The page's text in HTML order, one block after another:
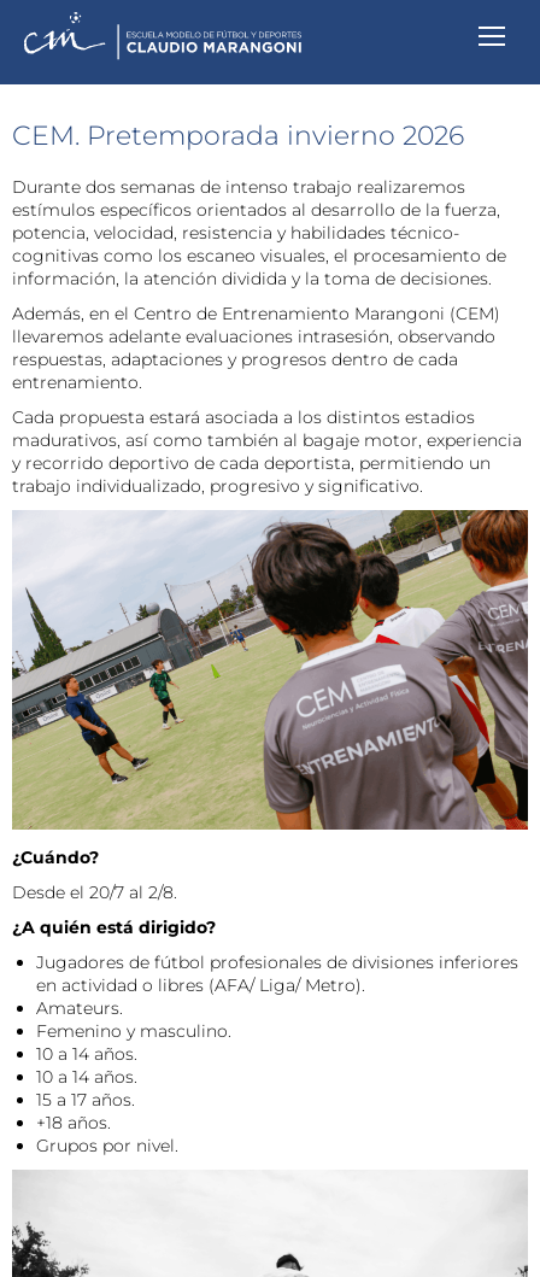
CEM. Pretemporada invierno 2026
Durante dos semanas de intenso trabajo realizaremos
estímulos específicos orientados al desarrollo de la fuerza,
potencia, velocidad, resistencia y habilidades técnico-
cognitivas como los escaneo visuales, el procesamiento de
información, la atención dividida y la toma de decisiones.
Además, en el Centro de Entrenamiento Marangoni (CEM)
llevaremos adelante evaluaciones intrasesión, observando
respuestas, adaptaciones y progresos dentro de cada
entrenamiento.
Cada propuesta estará asociada a los distintos estadios
madurativos, así como también al bagaje motor, experiencia
y recorrido deportivo de cada deportista, permitiendo un
trabajo individualizado, progresivo y significativo.
¿Cuándo?
Desde el 20/7 al 2/8.
¿A quién está dirigido?
Jugadores de fútbol profesionales de divisiones inferiores
en actividad o libres (AFA/ Liga/ Metro).
Amateurs.
Femenino y masculino.
10 a 14 años.
10 a 14 años.
15 a 17 años.
+18 años.
Grupos por nivel.